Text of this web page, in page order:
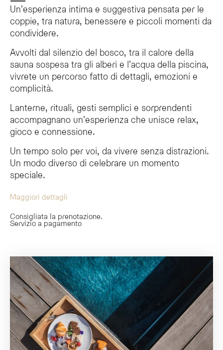
Un’esperienza intima e suggestiva pensata per le
coppie, tra natura, benessere e piccoli momenti da
condividere.
Avvolti dal silenzio del bosco, tra il calore della
sauna sospesa tra gli alberi e l’acqua della piscina,
vivrete un percorso fatto di dettagli, emozioni e
complicità.
Lanterne, rituali, gesti semplici e sorprendenti
accompagnano un’esperienza che unisce relax,
gioco e connessione.
Un tempo solo per voi, da vivere senza distrazioni.
Un modo diverso di celebrare un momento
speciale.
Maggiori dettagli
Consigliata la prenotazione.
Servizio a pagamento